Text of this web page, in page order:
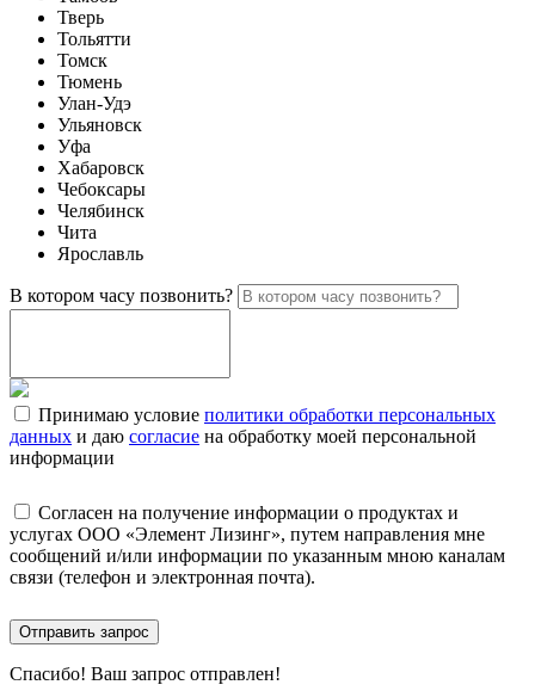
Тверь
Тольятти
Томск
Тюмень
Улан-Удэ
Ульяновск
Уфа
Хабаровск
Чебоксары
Челябинск
Чита
Ярославль
В котором часу позвонить?
Принимаю условие политики обработки персональных
данных и даю согласие на обработку моей персональной
информации
Согласен на получение информации о продуктах и
услугах ООО «Элемент Лизинг», путем направления мне
сообщений и/или информации по указанным мною каналам
связи (телефон и электронная почта).
Отправить запрос
Спасибо! Ваш запрос отправлен!